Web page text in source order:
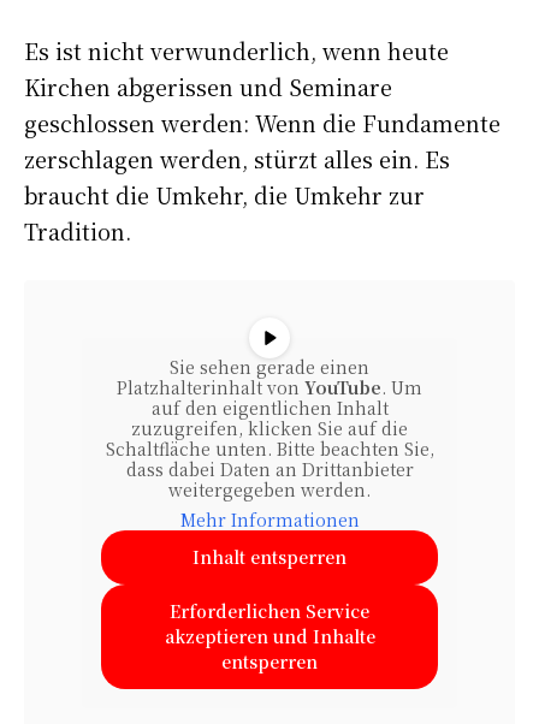
Es ist nicht verwunderlich, wenn heute
Kirchen abgerissen und Seminare
geschlossen werden: Wenn die Fundamente
zerschlagen werden, stürzt alles ein. Es
braucht die Umkehr, die Umkehr zur
Tradition.
Sie sehen gerade einen
Platzhalterinhalt von YouTube. Um
auf den eigentlichen Inhalt
zuzugreifen, klicken Sie auf die
Schaltfläche unten. Bitte beachten Sie,
dass dabei Daten an Drittanbieter
weitergegeben werden.
Mehr Informationen
Inhalt entsperren
Erforderlichen Service
akzeptieren und Inhalte
entsperren